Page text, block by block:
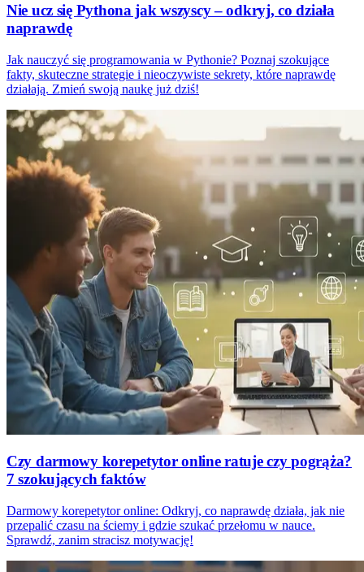
Nie ucz się Pythona jak wszyscy – odkryj, co działa
naprawdę
Jak nauczyć się programowania w Pythonie? Poznaj szokujące
fakty, skuteczne strategie i nieoczywiste sekrety, które naprawdę
działają. Zmień swoją naukę już dziś!
Czy darmowy korepetytor online ratuje czy pogrąża?
7 szokujących faktów
Darmowy korepetytor online: Odkryj, co naprawdę działa, jak nie
przepalić czasu na ściemy i gdzie szukać przełomu w nauce.
Sprawdź, zanim stracisz motywację!